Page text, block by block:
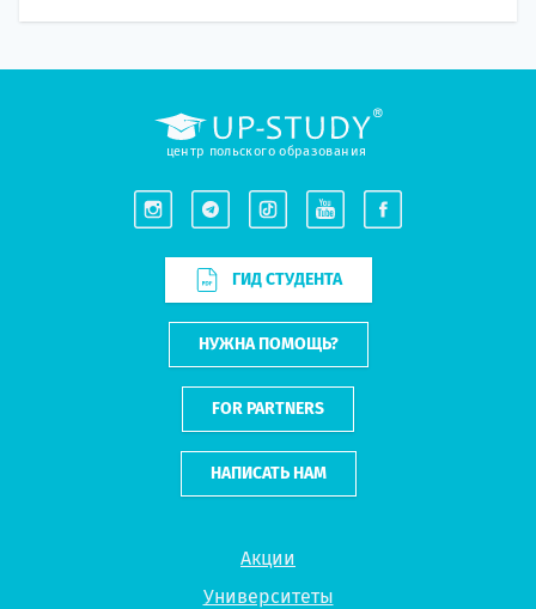
Акции
Университеты
центр польского образования
ГИД СТУДЕНТА
НУЖНА ПОМОЩЬ?
FOR PARTNERS
НАПИСАТЬ НАМ